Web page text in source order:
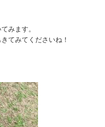
みます。
てみてくださいね！